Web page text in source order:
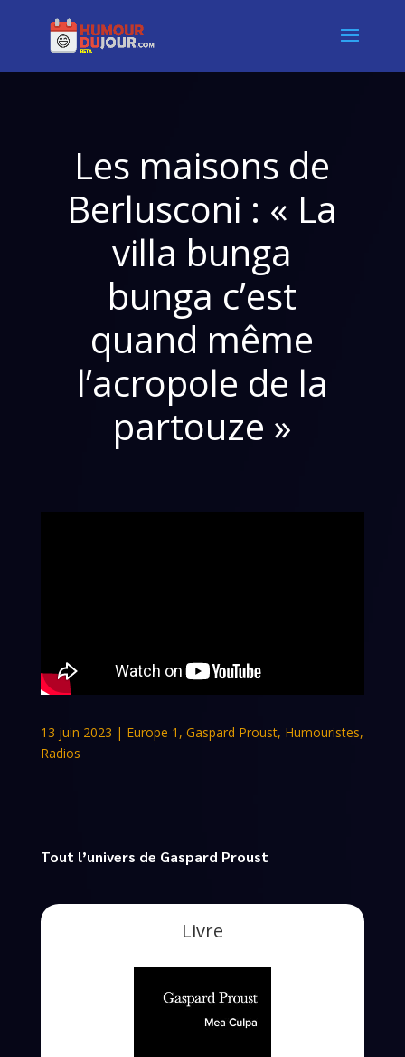
Les maisons de
Berlusconi : « La
villa bunga
bunga c’est
quand même
l’acropole de la
partouze »
13 juin 2023 | Europe 1 , Gaspard Proust, Humouristes,
Radios
Tout l’univers de Gaspard Proust
Livre